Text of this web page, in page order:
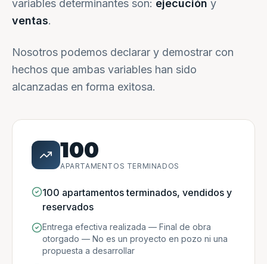
variables determinantes son: ejecución y
ventas.
Nosotros podemos declarar y demostrar con
hechos que ambas variables han sido
alcanzadas en forma exitosa.
100
APARTAMENTOS TERMINADOS
100 apartamentos terminados, vendidos y
reservados
Entrega efectiva realizada — Final de obra
otorgado — No es un proyecto en pozo ni una
propuesta a desarrollar